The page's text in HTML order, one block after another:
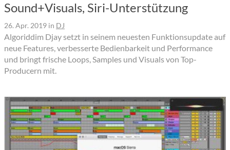
Sound+Visuals, Siri-Unterstützung
26. Apr. 2019 in DJ
Algoriddim Djay setzt in seinem neuesten Funktionsupdate auf
neue Features, verbesserte Bedienbarkeit und Performance
und bringt frische Loops, Samples und Visuals von Top-
Producern mit.